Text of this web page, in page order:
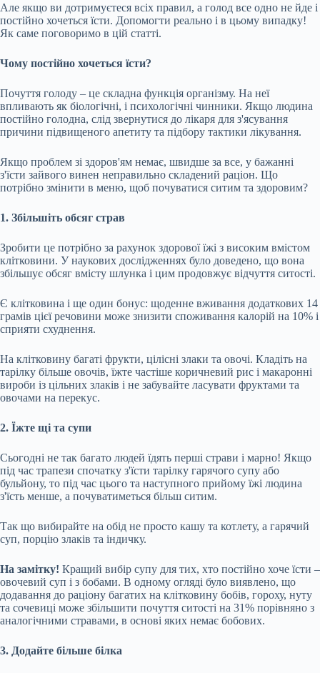
Але якщо ви дотримуєтеся всіх правил, а голод все одно не йде і
постійно хочеться їсти. Допомогти реально і в цьому випадку!
Як саме поговоримо в цій статті.
Чому постійно хочеться їсти?
Почуття голоду – це складна функція організму. На неї
впливають як біологічні, і психологічні чинники. Якщо людина
постійно голодна, слід звернутися до лікаря для з'ясування
причини підвищеного апетиту та підбору тактики лікування.
Якщо проблем зі здоров'ям немає, швидше за все, у бажанні
з'їсти зайвого винен неправильно складений раціон. Що
потрібно змінити в меню, щоб почуватися ситим та здоровим?
1. Збільшіть обсяг страв
Зробити це потрібно за рахунок здорової їжі з високим вмістом
клітковини. У наукових дослідженнях було доведено, що вона
збільшує обсяг вмісту шлунка і цим продовжує відчуття ситості.
Є клітковина і ще один бонус: щоденне вживання додаткових 14
грамів цієї речовини може знизити споживання калорій на 10% і
сприяти схуднення.
На клітковину багаті фрукти, цілісні злаки та овочі. Кладіть на
тарілку більше овочів, їжте частіше коричневий рис і макаронні
вироби із цільних злаків і не забувайте ласувати фруктами та
овочами на перекус.
2. Їжте щі та супи
Сьогодні не так багато людей їдять перші страви і марно! Якщо
під час трапези спочатку з'їсти тарілку гарячого супу або
бульйону, то під час цього та наступного прийому їжі людина
з'їсть менше, а почуватиметься більш ситим.
Так що вибирайте на обід не просто кашу та котлету, а гарячий
суп, порцію злаків та індичку.
На замітку! Кращий вибір супу для тих, хто постійно хоче їсти –
овочевий суп і з бобами. В одному огляді було виявлено, що
додавання до раціону багатих на клітковину бобів, гороху, нуту
та сочевиці може збільшити почуття ситості на 31% порівняно з
аналогічними стравами, в основі яких немає бобових.
3. Додайте більше білка